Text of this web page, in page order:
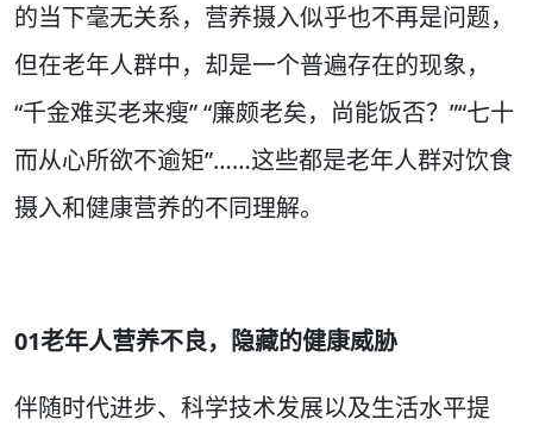
的当下毫无关系，营养摄入似乎也不再是问题，
但在老年人群中，却是一个普遍存在的现象，
“千金难买老来瘦” “廉颇老矣，尚能饭否？”“七十
而从心所欲不逾矩”……这些都是老年人群对饮食
摄入和健康营养的不同理解。
01老年人营养不良，隐藏的健康威胁
伴随时代进步、科学技术发展以及生活水平提